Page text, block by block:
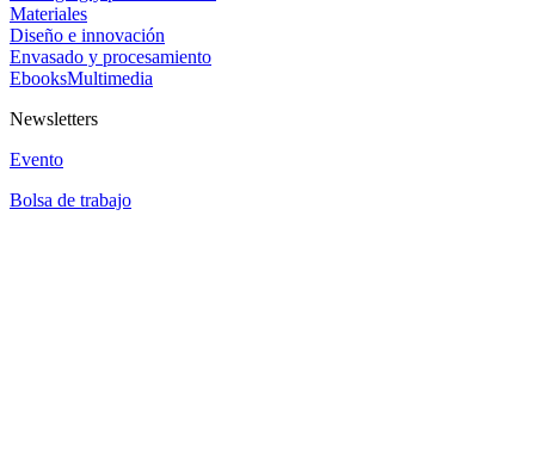
Materiales
Diseño e innovación
Envasado y procesamiento
EbooksMultimedia
Newsletters
Evento
Bolsa de trabajo